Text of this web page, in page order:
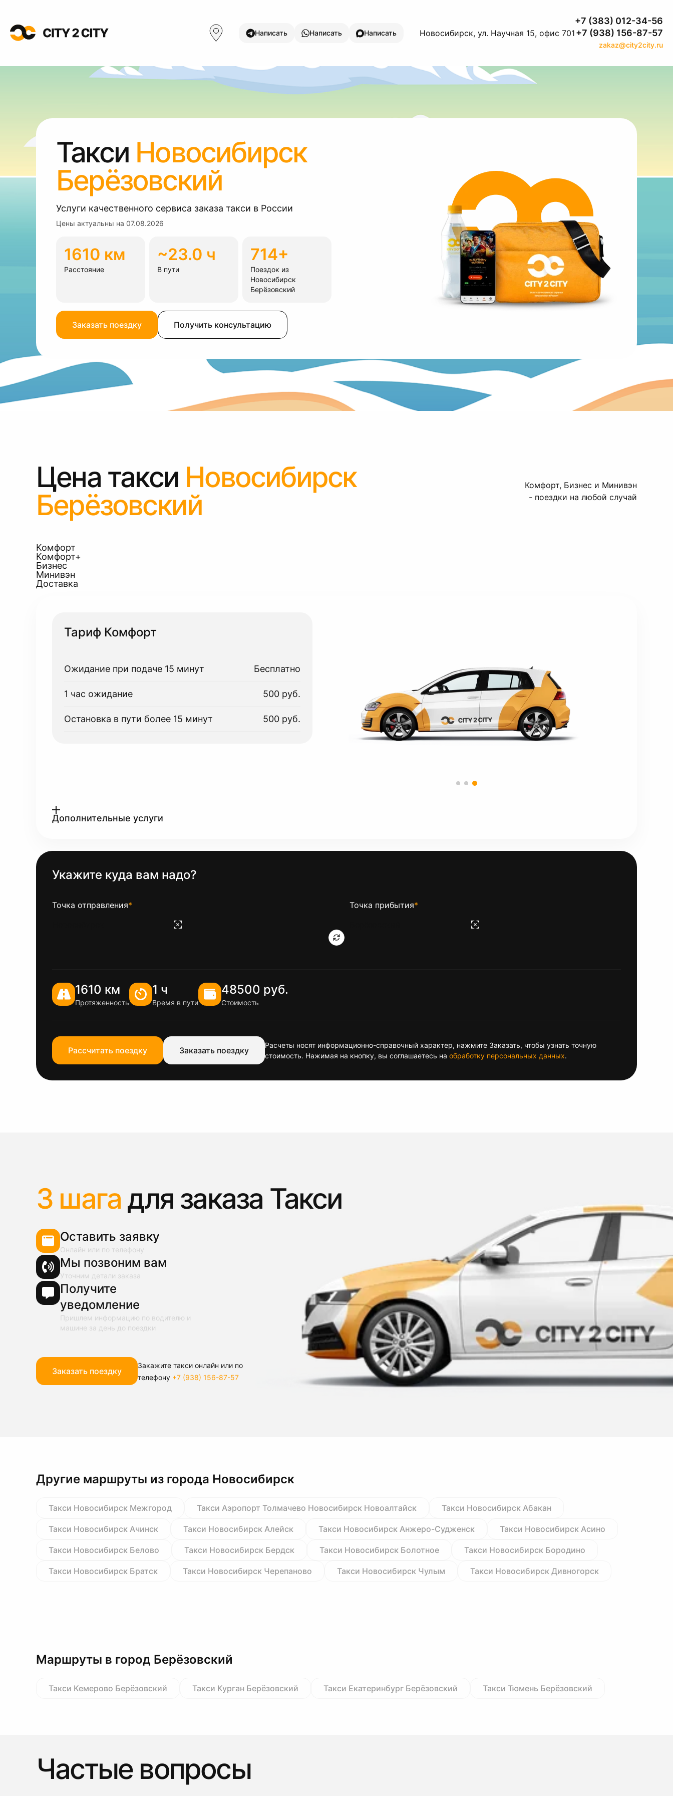
Написать Написать Написать Новосибирск, ул. Научная 15, офис 701
+7 (383) 012-34-56
+7 (938) 156-87-57
zakaz@city2city.ru
Такси Новосибирск
Берёзовский
Услуги качественного сервиса заказа такси в России
Цены актуальны на 07.08.2026
1610 км
Расстояние
~23.0 ч
В пути
714+
Поездок из
Новосибирск
Берёзовский
Заказать поездку Получить консультацию
Цена такси Новосибирск
Берёзовский
Комфорт, Бизнес и Минивэн
- поездки на любой случай
Комфорт
Комфорт+
Бизнес
Минивэн
Доставка
Тариф Комфорт
Ожидание при подаче 15 минут Бесплатно
1 час ожидание 500 руб.
Остановка в пути более 15 минут 500 руб.
Дополнительные услуги
Укажите куда вам надо?
Точка отправления* Точка прибытия*
1610 км
Протяженность
1 ч
Время в пути
48500 руб.
Стоимость
Рассчитать поездку Заказать поездку
Расчеты носят информационно-справочный характер, нажмите Заказать, чтобы узнать точную
стоимость. Нажимая на кнопку, вы соглашаетесь на обработку персональных данных.
3 шага для заказа Такси
Оставить заявку
Онлайн или по телефону
Мы позвоним вам
Уточним детали заказа
Получите
уведомление
Пришлем информацию по водителю и
машине за день до поездки
Заказать поездку
Закажите такси онлайн или по
телефону +7 (938) 156-87-57
Другие маршруты из города Новосибирск
Такси Новосибирск Межгород Такси Аэропорт Толмачево Новосибирск Новоалтайск Такси Новосибирск Абакан
Такси Новосибирск Ачинск Такси Новосибирск Алейск Такси Новосибирск Анжеро-Судженск Такси Новосибирск Асино
Такси Новосибирск Белово Такси Новосибирск Бердск Такси Новосибирск Болотное Такси Новосибирск Бородино
Такси Новосибирск Братск Такси Новосибирск Черепаново Такси Новосибирск Чулым Такси Новосибирск Дивногорск
Маршруты в город Берёзовский
Такси Кемерово Берёзовский Такси Курган Берёзовский Такси Екатеринбург Берёзовский Такси Тюмень Берёзовский
Частые вопросы